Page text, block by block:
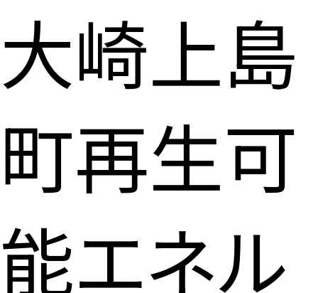
大崎上島
町再生可
能エネル